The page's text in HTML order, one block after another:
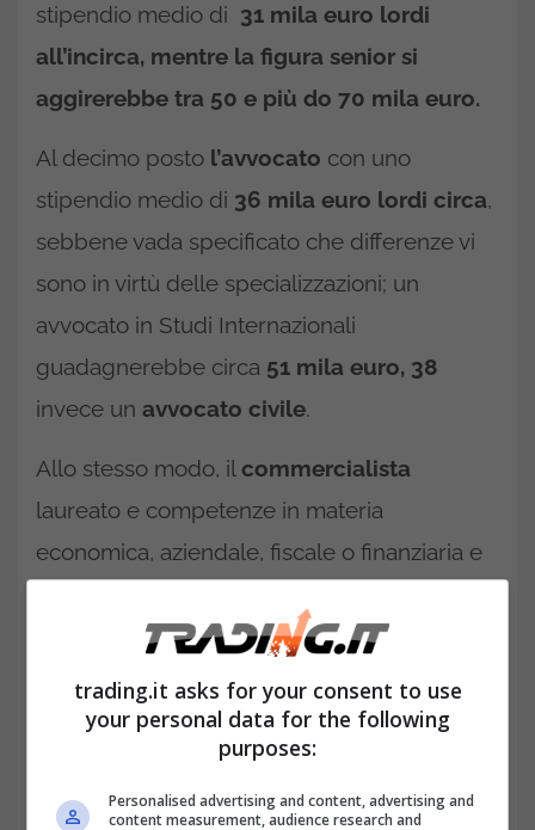
stipendio medio di 31 mila euro lordi
all’incirca, mentre la figura senior si
aggirerebbe tra 50 e più do 70 mila euro.
Al decimo posto l’avvocato con uno
stipendio medio di 36 mila euro lordi circa,
sebbene vada specificato che differenze vi
sono in virtù delle specializzazioni; un
avvocato in Studi Internazionali
guadagnerebbe circa 51 mila euro, 38
invece un avvocato civile.
Allo stesso modo, il commercialista
laureato e competenze in materia
economica, aziendale, fiscale o finanziaria e
ragioneria, contabilità, fisco, diritto
commerciale e così via, guadagnerebbe in
media circa36 mila euro l’anno. Anche in
questo caso possono esserci variazione, con
un titolare di uno studio famoso che
trading.it asks for your consent to use
your personal data for the following
purposes:
Personalised advertising and content, advertising and
content measurement, audience research and